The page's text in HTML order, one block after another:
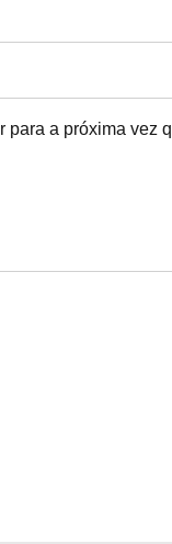
a próxima vez